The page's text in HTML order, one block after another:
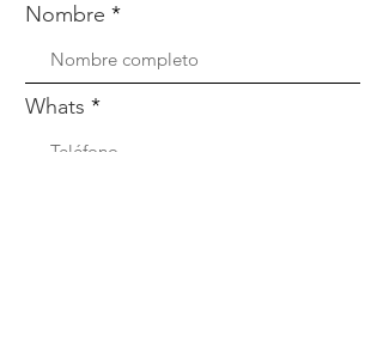
Nombre
Whats